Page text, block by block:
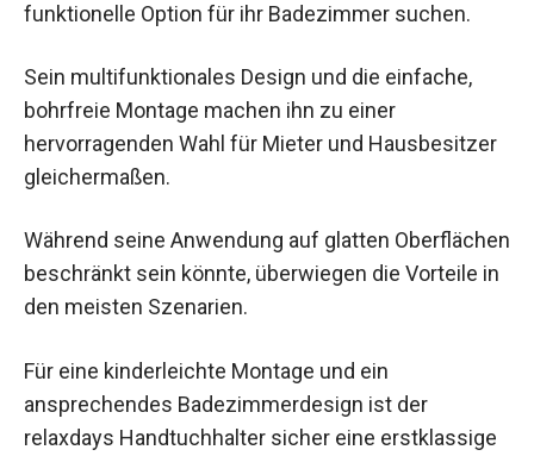
funktionelle Option für ihr Badezimmer suchen.
Sein multifunktionales Design und die einfache,
bohrfreie Montage machen ihn zu einer
hervorragenden Wahl für Mieter und Hausbesitzer
gleichermaßen.
Während seine Anwendung auf glatten Oberflächen
beschränkt sein könnte, überwiegen die Vorteile in
den meisten Szenarien.
Für eine kinderleichte Montage und ein
ansprechendes Badezimmerdesign ist der
relaxdays Handtuchhalter sicher eine erstklassige